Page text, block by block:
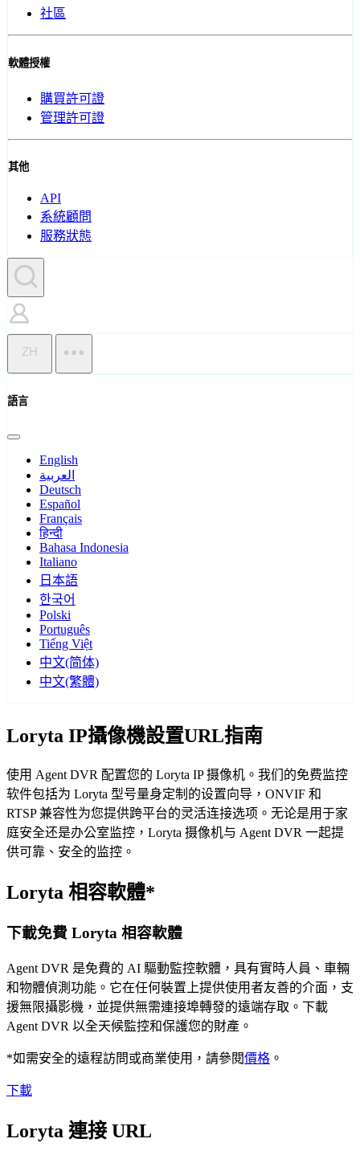
社區
軟體授權
購買許可證
管理許可證
其他
API
系統顧問
服務狀態
ZH
語言
English
العربية
Deutsch
Español
Français
हिन्दी
Bahasa Indonesia
Italiano
日本語
한국어
Polski
Português
Tiếng Việt
中文(简体)
中文(繁體)
Loryta IP攝像機設置URL指南
使用 Agent DVR 配置您的 Loryta IP 摄像机。我们的免费监控
软件包括为 Loryta 型号量身定制的设置向导，ONVIF 和
RTSP 兼容性为您提供跨平台的灵活连接选项。无论是用于家
庭安全还是办公室监控，Loryta 摄像机与 Agent DVR 一起提
供可靠、安全的监控。
Loryta 相容軟體*
下載免費 Loryta 相容軟體
Agent DVR 是免費的 AI 驅動監控軟體，具有實時人員、車輛
和物體偵測功能。它在任何裝置上提供使用者友善的介面，支
援無限攝影機，並提供無需連接埠轉發的遠端存取。下載
Agent DVR 以全天候監控和保護您的財產。
*如需安全的遠程訪問或商業使用，請參閱價格 。
下載
Loryta 連接 URL